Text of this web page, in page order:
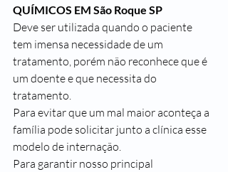
QUÍMICOS EM São Roque SP
Deve ser utilizada quando o paciente
tem imensa necessidade de um
tratamento, porém não reconhece que é
um doente e que necessita do
tratamento.
Para evitar que um mal maior aconteça a
família pode solicitar junto a clínica esse
modelo de internação.
Para garantir nosso principal